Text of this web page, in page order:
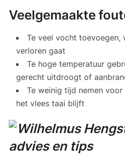
Veelgemaakte
Te veel vocht toevoegen,
verloren gaat
Te hoge temperatuur
gerecht uitdroogt of
Te weinig tijd nemen
het vlees taai blijft